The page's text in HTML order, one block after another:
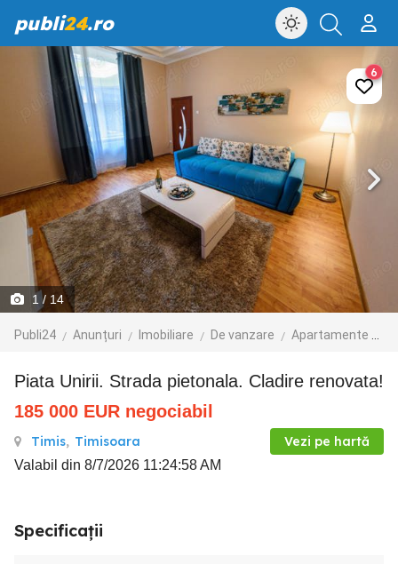
publi24.ro
1 / 14
Publi24 Anunțuri Imobiliare De vanzare Apartamente de vanzare
6
Piata Unirii. Strada pietonala. Cladire renovata!
185 000 EUR negociabil
Timis, Timisoara Vezi pe hartă
Valabil din 8/7/2026 11:24:58 AM
Specificații